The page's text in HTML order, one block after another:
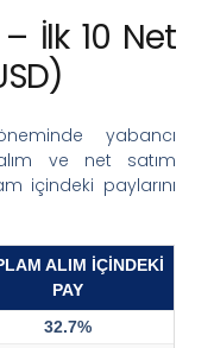
– İlk 10 Net
yabancı
ve net satım
içindeki paylarını
ALIM İÇİNDEKİ
PAY
32.7%